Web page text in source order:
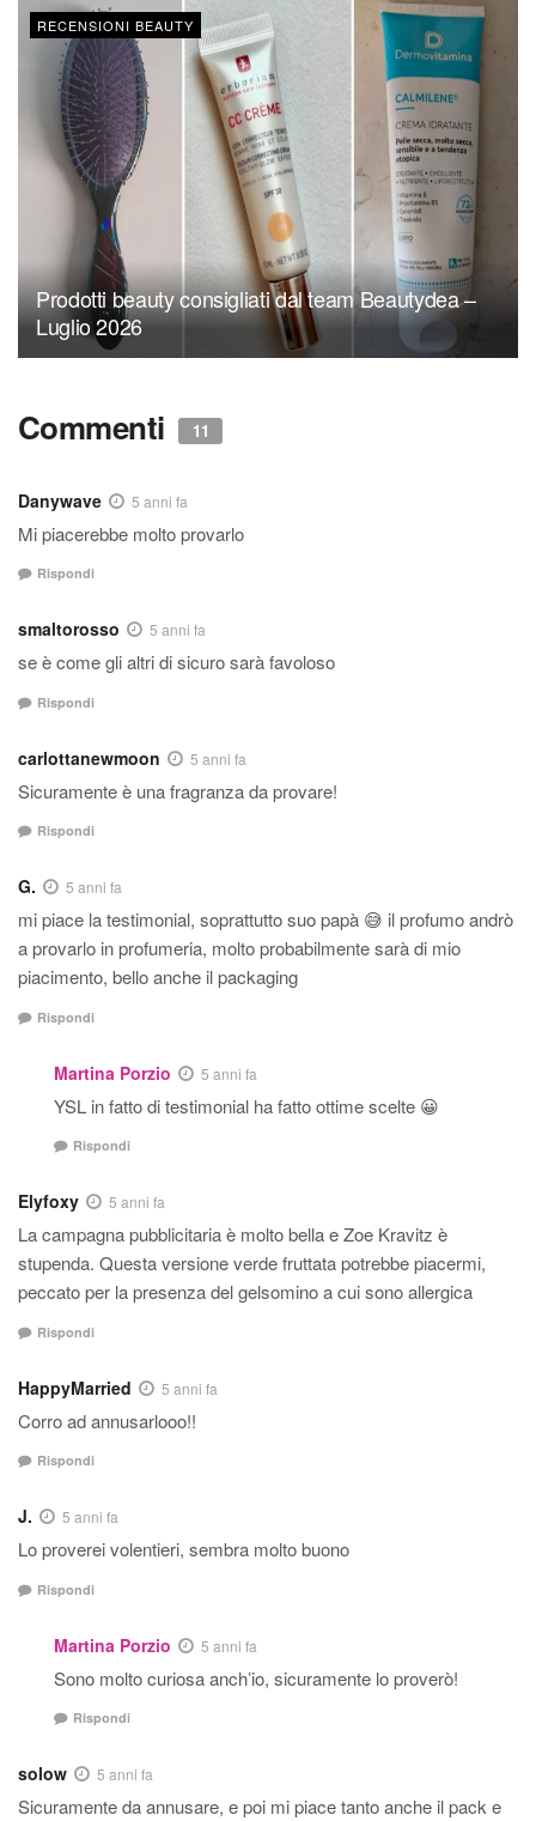
RECENSIONI BEAUTY
Prodotti beauty consigliati dal team Beautydea –
Luglio 2026
Commenti 11
Danywave 5 anni fa
Mi piacerebbe molto provarlo
Rispondi
smaltorosso 5 anni fa
se è come gli altri di sicuro sarà favoloso
Rispondi
carlottanewmoon 5 anni fa
Sicuramente è una fragranza da provare!
Rispondi
G. 5 anni fa
mi piace la testimonial, soprattutto suo papà 😅 il profumo andrò
a provarlo in profumeria, molto probabilmente sarà di mio
piacimento, bello anche il packaging
Rispondi
Martina Porzio 5 anni fa
YSL in fatto di testimonial ha fatto ottime scelte 😀
Rispondi
Elyfoxy 5 anni fa
La campagna pubblicitaria è molto bella e Zoe Kravitz è
stupenda. Questa versione verde fruttata potrebbe piacermi,
peccato per la presenza del gelsomino a cui sono allergica
Rispondi
HappyMarried 5 anni fa
Corro ad annusarlooo!!
Rispondi
J. 5 anni fa
Lo proverei volentieri, sembra molto buono
Rispondi
Martina Porzio 5 anni fa
Sono molto curiosa anch’io, sicuramente lo proverò!
Rispondi
solow 5 anni fa
Sicuramente da annusare, e poi mi piace tanto anche il pack e